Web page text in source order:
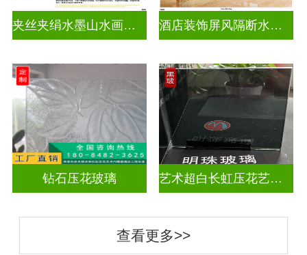
夹丝夹绢水墨山水画玻璃 酒店装饰屏风隔断水墨山水画玻璃
钻石压花玻璃 艺术超白长虹压花艺术玻璃门窗
查看更多>>